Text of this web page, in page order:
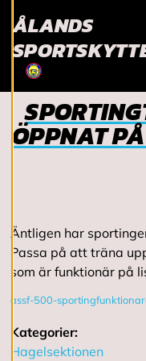
Vi använder cookies
för att ge dig en
bättre
användarupplevelse
och personlig
service. Genom att
samtycka till
bättre tjänst och
tillhandahålla
innehåll som är
Du har kontroll över
dina
cookiepreferenser
ÅLANDS
ÖPPNAT
Äntligen har
Passa på att träna
som är funktionär på
assf-500-
Kategorier:
Hagelsektionen